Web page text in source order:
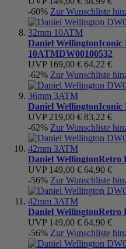
-60% Zur Wunschliste
Daniel WellingtonIconic
10ATMDW00100532
UVP 169,00 € 64,22 €
-62% Zur Wunschliste
Daniel WellingtonIconic
UVP 219,00 € 83,22 €
-62% Zur Wunschliste
Daniel WellingtonRetro
UVP 149,00 € 64,90 €
-56% Zur Wunschliste
Daniel WellingtonRetro
UVP 149,00 € 64,90 €
-56% Zur Wunschliste